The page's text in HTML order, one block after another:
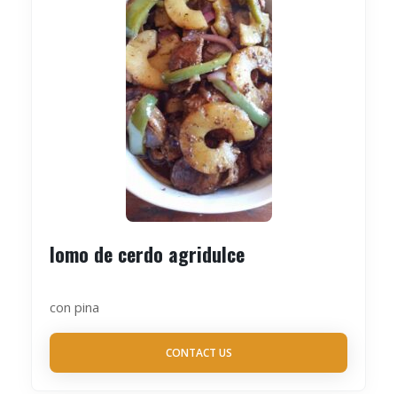
lomo de cerdo agridulce
con pina
CONTACT US